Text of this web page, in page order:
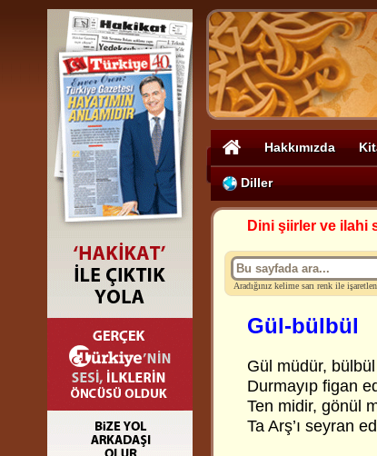
Hakkımızda
Diller
Dini şiirler ve ilahi
Aradığınız kelime sarı renk ile
Gül-bülbül
Gül müdür,
Durmayıp figan
Ten midir, gönül
Ta Arş’ı seyran